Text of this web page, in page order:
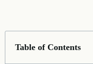
Table of Contents